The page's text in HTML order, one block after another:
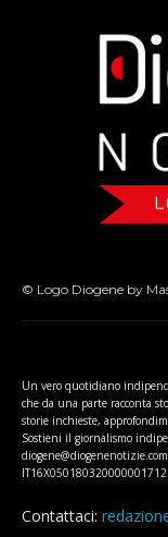
© Logo Diogene by
Un vero quotidiano
che da una parte racconta
storie inchieste,
Sostieni il giornalismo
Contattaci: